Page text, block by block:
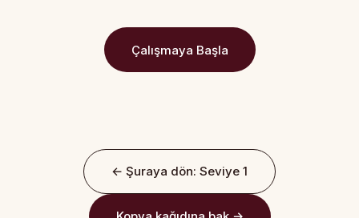
Çalışmaya Başla
← Şuraya dön: Seviye 1